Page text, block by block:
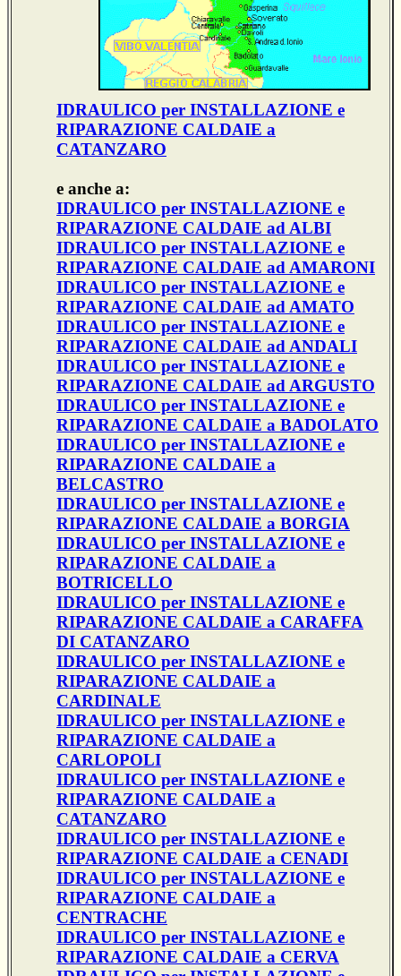
IDRAULICO per INSTALLAZIONE e
RIPARAZIONE CALDAIE a
CATANZARO
e anche a:
IDRAULICO per INSTALLAZIONE e
RIPARAZIONE CALDAIE ad ALBI
IDRAULICO per INSTALLAZIONE e
RIPARAZIONE CALDAIE ad AMARONI
IDRAULICO per INSTALLAZIONE e
RIPARAZIONE CALDAIE ad AMATO
IDRAULICO per INSTALLAZIONE e
RIPARAZIONE CALDAIE ad ANDALI
IDRAULICO per INSTALLAZIONE e
RIPARAZIONE CALDAIE ad ARGUSTO
IDRAULICO per INSTALLAZIONE e
RIPARAZIONE CALDAIE a BADOLATO
IDRAULICO per INSTALLAZIONE e
RIPARAZIONE CALDAIE a
BELCASTRO
IDRAULICO per INSTALLAZIONE e
RIPARAZIONE CALDAIE a BORGIA
IDRAULICO per INSTALLAZIONE e
RIPARAZIONE CALDAIE a
BOTRICELLO
IDRAULICO per INSTALLAZIONE e
RIPARAZIONE CALDAIE a CARAFFA
DI CATANZARO
IDRAULICO per INSTALLAZIONE e
RIPARAZIONE CALDAIE a
CARDINALE
IDRAULICO per INSTALLAZIONE e
RIPARAZIONE CALDAIE a
CARLOPOLI
IDRAULICO per INSTALLAZIONE e
RIPARAZIONE CALDAIE a
CATANZARO
IDRAULICO per INSTALLAZIONE e
RIPARAZIONE CALDAIE a CENADI
IDRAULICO per INSTALLAZIONE e
RIPARAZIONE CALDAIE a
CENTRACHE
IDRAULICO per INSTALLAZIONE e
RIPARAZIONE CALDAIE a CERVA